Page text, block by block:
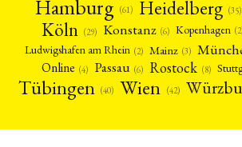
Hamburg (61) Heidelberg (35)
Köln (29) Konstanz (6) Kopenhagen
Ludwigshafen am Rhein (2) Mainz (3)
Online (4) Passau (6) Rostock (8)
Tübingen (40) Wien (42)